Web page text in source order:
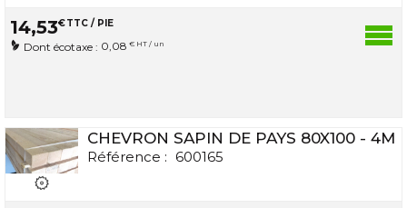
14,53€TTC / PIE
Dont écotaxe : 0,08 € HT / un
CHEVRON SAPIN DE PAYS 80X100 - 4M
Référence : 600165